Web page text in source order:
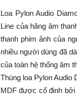
Loa Pylon Audio
Line của hãng âm
thanh phim ảnh của
nhiều người dùng đã
của toàn hệ thống âm
Thùng loa Pylon Audio
MDF được cố đinh bởi